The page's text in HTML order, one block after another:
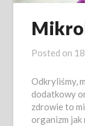
Posted on
Odkryliśmy,
dodatkowy
zdrowie to
organizm jak